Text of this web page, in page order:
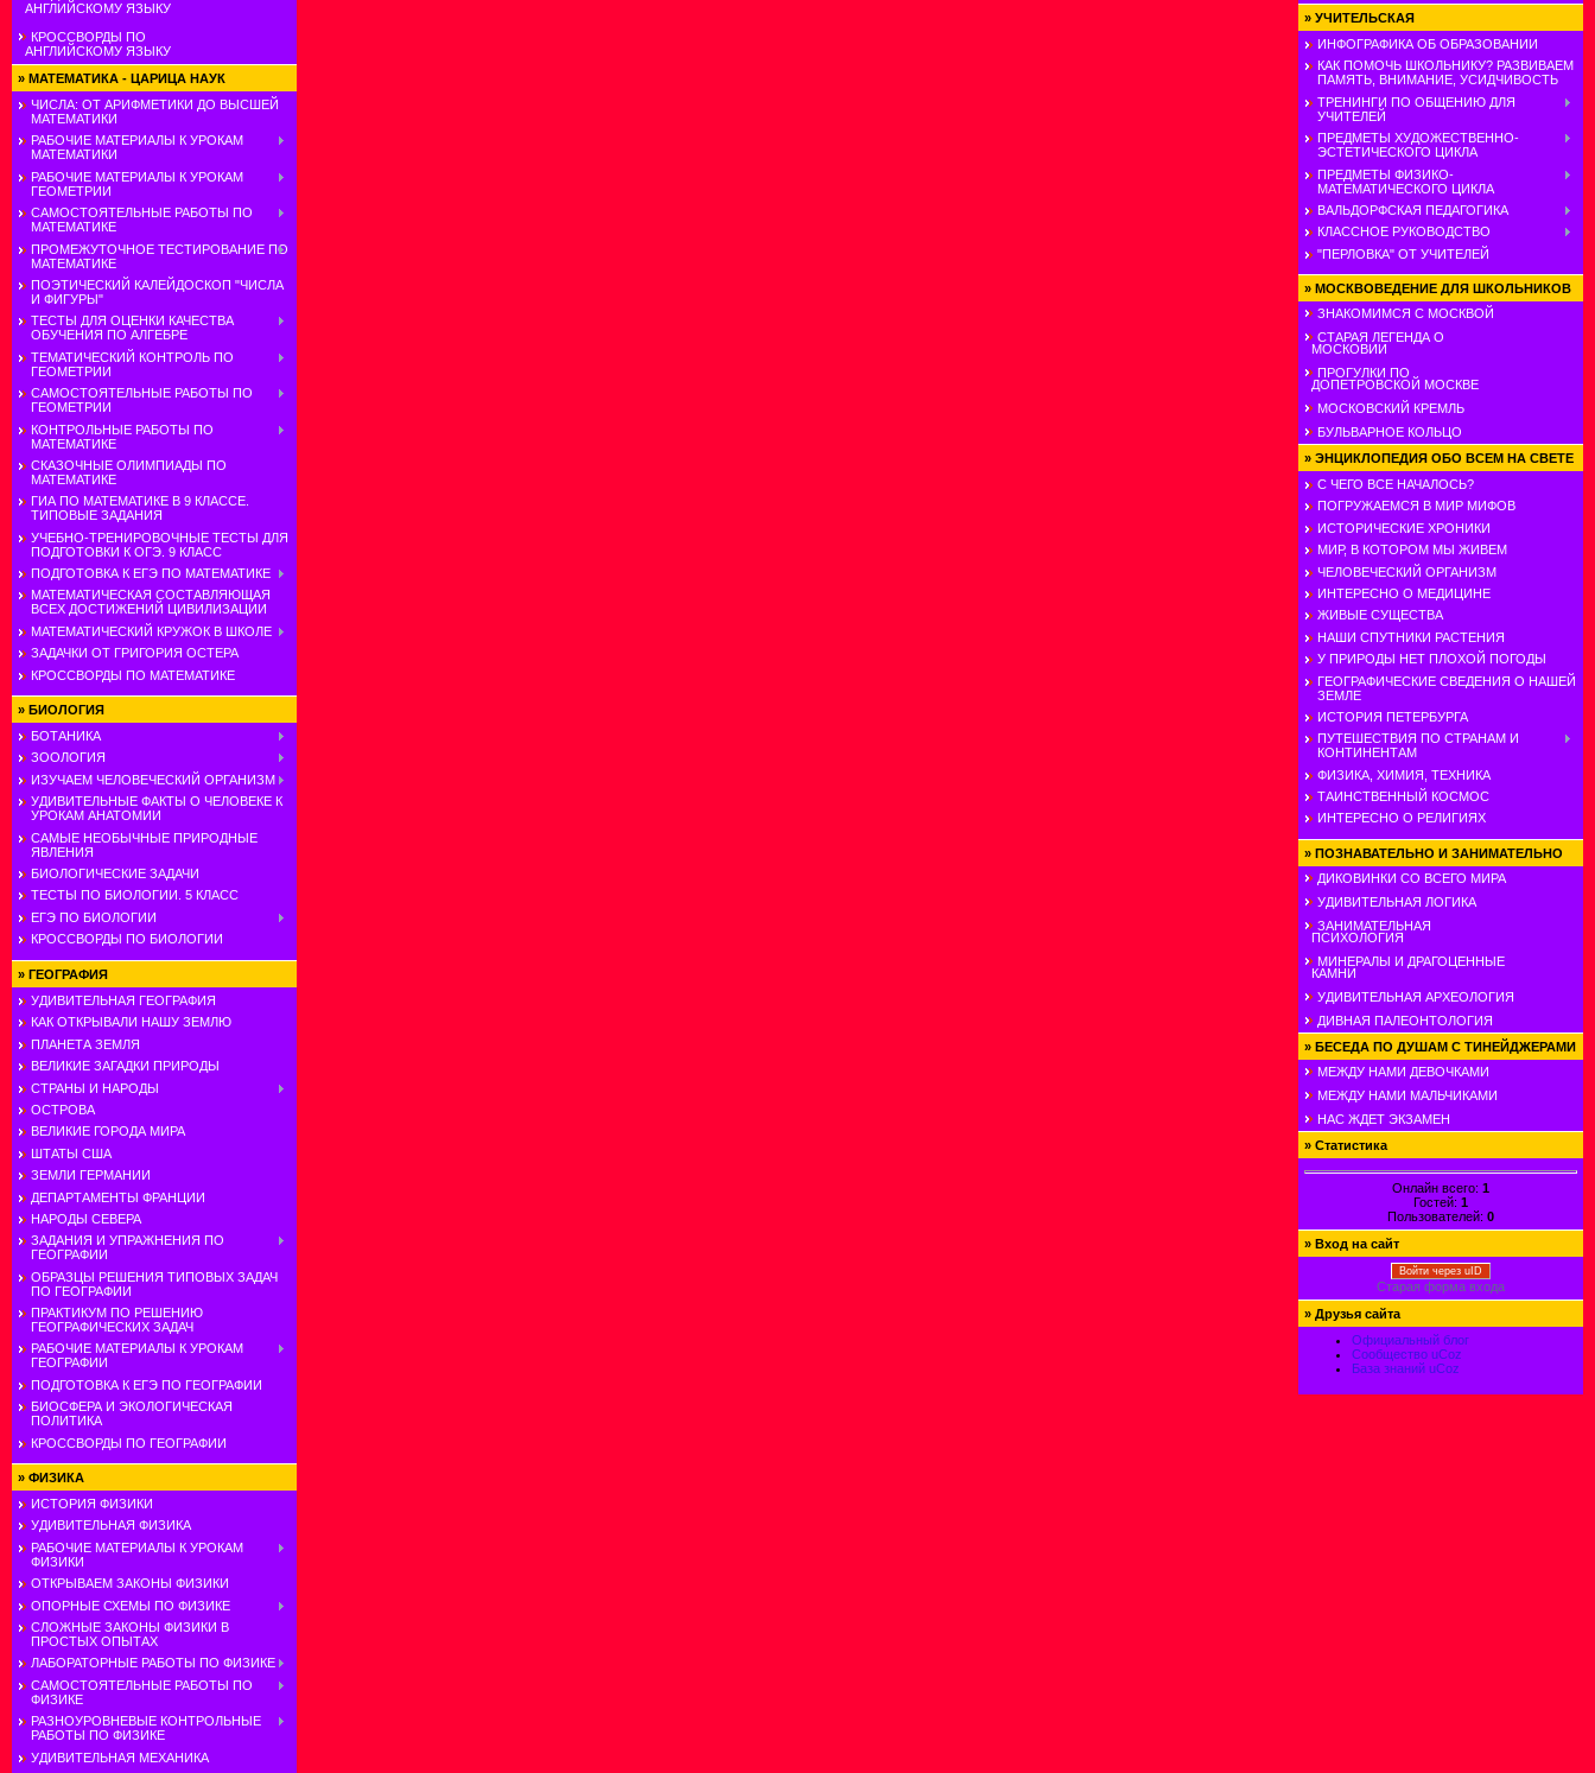
АНГЛИЙСКОМУ ЯЗЫКУ
КРОССВОРДЫ ПО
АНГЛИЙСКОМУ ЯЗЫКУ
» МАТЕМАТИКА - ЦАРИЦА НАУК
ЧИСЛА: ОТ АРИФМЕТИКИ ДО ВЫСШЕЙ
МАТЕМАТИКИ
РАБОЧИЕ МАТЕРИАЛЫ К УРОКАМ
МАТЕМАТИКИ
РАБОЧИЕ МАТЕРИАЛЫ К УРОКАМ
ГЕОМЕТРИИ
САМОСТОЯТЕЛЬНЫЕ РАБОТЫ ПО
МАТЕМАТИКЕ
ПРОМЕЖУТОЧНОЕ ТЕСТИРОВАНИЕ ПО
МАТЕМАТИКЕ
ПОЭТИЧЕСКИЙ КАЛЕЙДОСКОП "ЧИСЛА
И ФИГУРЫ"
ТЕСТЫ ДЛЯ ОЦЕНКИ КАЧЕСТВА
ОБУЧЕНИЯ ПО АЛГЕБРЕ
ТЕМАТИЧЕСКИЙ КОНТРОЛЬ ПО
ГЕОМЕТРИИ
САМОСТОЯТЕЛЬНЫЕ РАБОТЫ ПО
ГЕОМЕТРИИ
КОНТРОЛЬНЫЕ РАБОТЫ ПО
МАТЕМАТИКЕ
СКАЗОЧНЫЕ ОЛИМПИАДЫ ПО
МАТЕМАТИКЕ
ГИА ПО МАТЕМАТИКЕ В 9 КЛАССЕ.
ТИПОВЫЕ ЗАДАНИЯ
УЧЕБНО-ТРЕНИРОВОЧНЫЕ ТЕСТЫ ДЛЯ
ПОДГОТОВКИ К ОГЭ. 9 КЛАСС
ПОДГОТОВКА К ЕГЭ ПО МАТЕМАТИКЕ
МАТЕМАТИЧЕСКАЯ СОСТАВЛЯЮЩАЯ
ВСЕХ ДОСТИЖЕНИЙ ЦИВИЛИЗАЦИИ
МАТЕМАТИЧЕСКИЙ КРУЖОК В ШКОЛЕ
ЗАДАЧКИ ОТ ГРИГОРИЯ ОСТЕРА
КРОССВОРДЫ ПО МАТЕМАТИКЕ
» БИОЛОГИЯ
БОТАНИКА
ЗООЛОГИЯ
ИЗУЧАЕМ ЧЕЛОВЕЧЕСКИЙ ОРГАНИЗМ
УДИВИТЕЛЬНЫЕ ФАКТЫ О ЧЕЛОВЕКЕ К
УРОКАМ АНАТОМИИ
САМЫЕ НЕОБЫЧНЫЕ ПРИРОДНЫЕ
ЯВЛЕНИЯ
БИОЛОГИЧЕСКИЕ ЗАДАЧИ
ТЕСТЫ ПО БИОЛОГИИ. 5 КЛАСС
ЕГЭ ПО БИОЛОГИИ
КРОССВОРДЫ ПО БИОЛОГИИ
» ГЕОГРАФИЯ
УДИВИТЕЛЬНАЯ ГЕОГРАФИЯ
КАК ОТКРЫВАЛИ НАШУ ЗЕМЛЮ
ПЛАНЕТА ЗЕМЛЯ
ВЕЛИКИЕ ЗАГАДКИ ПРИРОДЫ
СТРАНЫ И НАРОДЫ
ОСТРОВА
ВЕЛИКИЕ ГОРОДА МИРА
ШТАТЫ США
ЗЕМЛИ ГЕРМАНИИ
ДЕПАРТАМЕНТЫ ФРАНЦИИ
НАРОДЫ СЕВЕРА
ЗАДАНИЯ И УПРАЖНЕНИЯ ПО
ГЕОГРАФИИ
ОБРАЗЦЫ РЕШЕНИЯ ТИПОВЫХ ЗАДАЧ
ПО ГЕОГРАФИИ
ПРАКТИКУМ ПО РЕШЕНИЮ
ГЕОГРАФИЧЕСКИХ ЗАДАЧ
РАБОЧИЕ МАТЕРИАЛЫ К УРОКАМ
ГЕОГРАФИИ
ПОДГОТОВКА К ЕГЭ ПО ГЕОГРАФИИ
БИОСФЕРА И ЭКОЛОГИЧЕСКАЯ
ПОЛИТИКА
КРОССВОРДЫ ПО ГЕОГРАФИИ
» ФИЗИКА
ИСТОРИЯ ФИЗИКИ
УДИВИТЕЛЬНАЯ ФИЗИКА
РАБОЧИЕ МАТЕРИАЛЫ К УРОКАМ
ФИЗИКИ
ОТКРЫВАЕМ ЗАКОНЫ ФИЗИКИ
ОПОРНЫЕ СХЕМЫ ПО ФИЗИКЕ
СЛОЖНЫЕ ЗАКОНЫ ФИЗИКИ В
ПРОСТЫХ ОПЫТАХ
ЛАБОРАТОРНЫЕ РАБОТЫ ПО ФИЗИКЕ
САМОСТОЯТЕЛЬНЫЕ РАБОТЫ ПО
ФИЗИКЕ
РАЗНОУРОВНЕВЫЕ КОНТРОЛЬНЫЕ
РАБОТЫ ПО ФИЗИКЕ
УДИВИТЕЛЬНАЯ МЕХАНИКА
» УЧИТЕЛЬСКАЯ
ИНФОГРАФИКА ОБ ОБРАЗОВАНИИ
КАК ПОМОЧЬ ШКОЛЬНИКУ? РАЗВИВАЕМ
ПАМЯТЬ, ВНИМАНИЕ, УСИДЧИВОСТЬ
ТРЕНИНГИ ПО ОБЩЕНИЮ ДЛЯ
УЧИТЕЛЕЙ
ПРЕДМЕТЫ ХУДОЖЕСТВЕННО-
ЭСТЕТИЧЕСКОГО ЦИКЛА
ПРЕДМЕТЫ ФИЗИКО-
МАТЕМАТИЧЕСКОГО ЦИКЛА
ВАЛЬДОРФСКАЯ ПЕДАГОГИКА
КЛАССНОЕ РУКОВОДСТВО
"ПЕРЛОВКА" ОТ УЧИТЕЛЕЙ
» МОСКВОВЕДЕНИЕ ДЛЯ ШКОЛЬНИКОВ
ЗНАКОМИМСЯ С МОСКВОЙ
СТАРАЯ ЛЕГЕНДА О
МОСКОВИИ
ПРОГУЛКИ ПО
ДОПЕТРОВСКОЙ МОСКВЕ
МОСКОВСКИЙ КРЕМЛЬ
БУЛЬВАРНОЕ КОЛЬЦО
» ЭНЦИКЛОПЕДИЯ ОБО ВСЕМ НА СВЕТЕ
С ЧЕГО ВСЕ НАЧАЛОСЬ?
ПОГРУЖАЕМСЯ В МИР МИФОВ
ИСТОРИЧЕСКИЕ ХРОНИКИ
МИР, В КОТОРОМ МЫ ЖИВЕМ
ЧЕЛОВЕЧЕСКИЙ ОРГАНИЗМ
ИНТЕРЕСНО О МЕДИЦИНЕ
ЖИВЫЕ СУЩЕСТВА
НАШИ СПУТНИКИ РАСТЕНИЯ
У ПРИРОДЫ НЕТ ПЛОХОЙ ПОГОДЫ
ГЕОГРАФИЧЕСКИЕ СВЕДЕНИЯ О НАШЕЙ
ЗЕМЛЕ
ИСТОРИЯ ПЕТЕРБУРГА
ПУТЕШЕСТВИЯ ПО СТРАНАМ И
КОНТИНЕНТАМ
ФИЗИКА, ХИМИЯ, ТЕХНИКА
ТАИНСТВЕННЫЙ КОСМОС
ИНТЕРЕСНО О РЕЛИГИЯХ
» ПОЗНАВАТЕЛЬНО И ЗАНИМАТЕЛЬНО
ДИКОВИНКИ СО ВСЕГО МИРА
УДИВИТЕЛЬНАЯ ЛОГИКА
ЗАНИМАТЕЛЬНАЯ
ПСИХОЛОГИЯ
МИНЕРАЛЫ И ДРАГОЦЕННЫЕ
КАМНИ
УДИВИТЕЛЬНАЯ АРХЕОЛОГИЯ
ДИВНАЯ ПАЛЕОНТОЛОГИЯ
» БЕСЕДА ПО ДУШАМ С ТИНЕЙДЖЕРАМИ
МЕЖДУ НАМИ ДЕВОЧКАМИ
МЕЖДУ НАМИ МАЛЬЧИКАМИ
НАС ЖДЕТ ЭКЗАМЕН
» Статистика
Онлайн всего: 1
Гостей: 1
Пользователей: 0
» Вход на сайт
Войти через uID
Старая форма входа
» Друзья сайта
Официальный блог
Сообщество uCoz
База знаний uCoz